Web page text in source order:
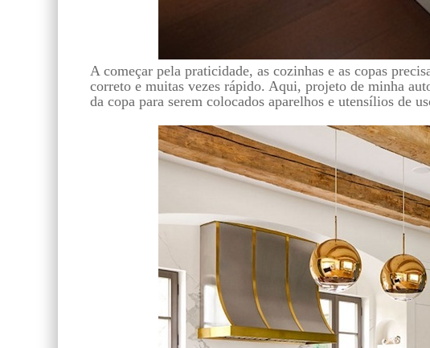
A começar pela praticidade, as cozinhas e as copas
correto e muitas vezes rápido. Aqui, projeto de minha
da copa para serem colocados aparelhos e utensílios de